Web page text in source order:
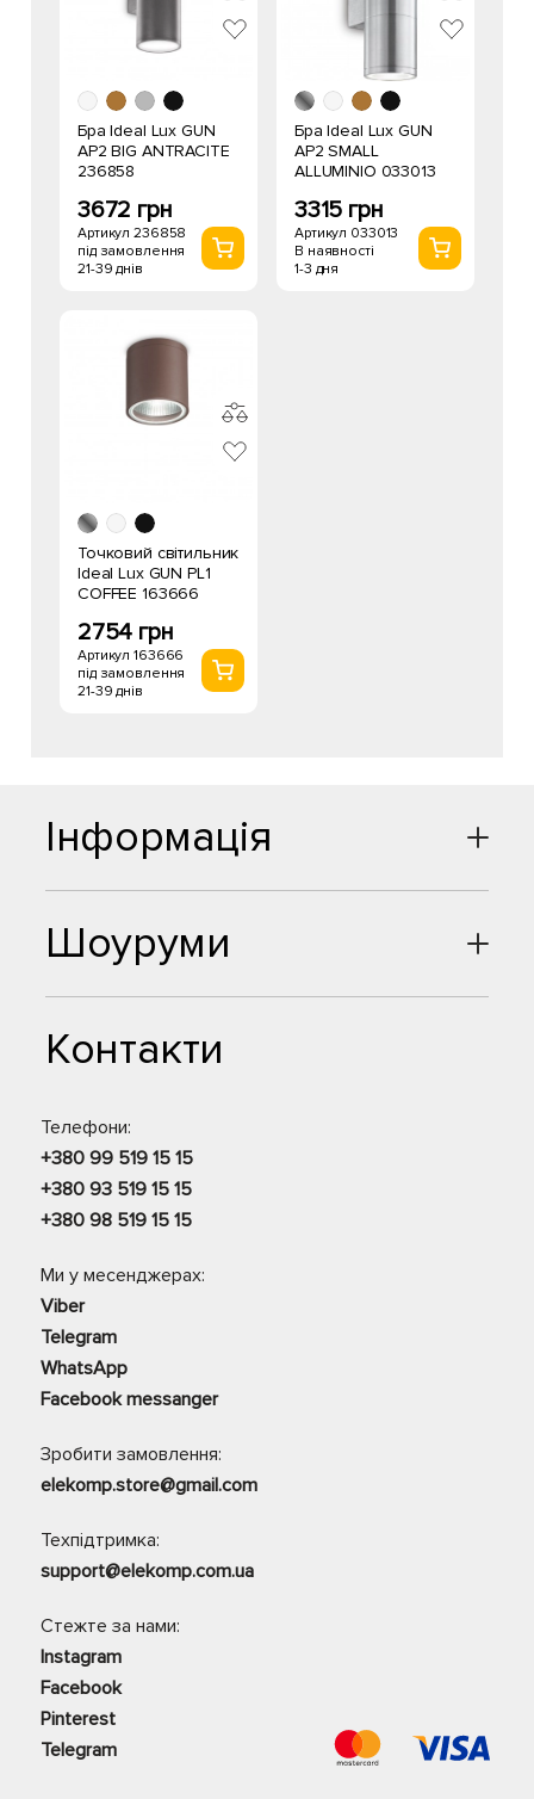
Бра Ideal Lux GUN
AP2 BIG ANTRACITE
236858
3672 грн
Артикул 236858
під замовлення
21-39 днів
Бра Ideal Lux GUN
AP2 SMALL
ALLUMINIO 033013
3315 грн
Артикул 033013
В наявності
1-3 дня
Точковий світильник
Ideal Lux GUN PL1
COFFEE 163666
2754 грн
Артикул 163666
під замовлення
21-39 днів
Шоуруми
Контакти
Телефони:
+380 99 519 15 15
+380 93 519 15 15
+380 98 519 15 15
Ми у месенджерах:
Viber
Telegram
WhatsApp
Facebook messanger
Зробити замовлення:
elekomp.store@gmail.com
Техпідтримка:
support@elekomp.com.ua
Стежте за нами:
Instagram
Facebook
Pinterest
Telegram
Інформація